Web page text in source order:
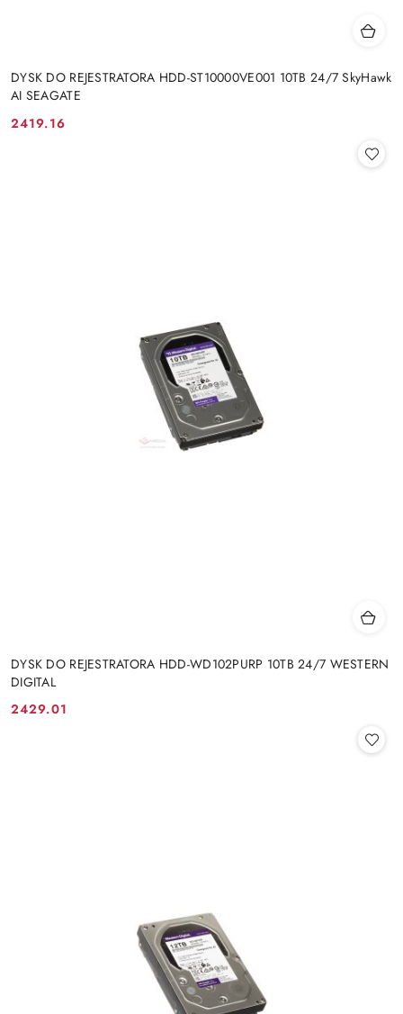
DYSK DO REJESTRATORA HDD-ST10000VE001 10TB 24/7 SkyHawk
AI SEAGATE
Cena:
2419.16
DYSK DO REJESTRATORA HDD-WD102PURP 10TB 24/7 WESTERN
DIGITAL
Cena:
2429.01